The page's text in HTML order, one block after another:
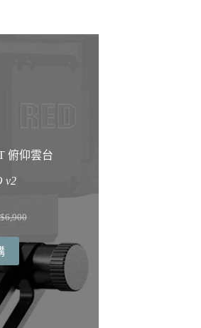
俯仰雲台
v2
6,900
。
。